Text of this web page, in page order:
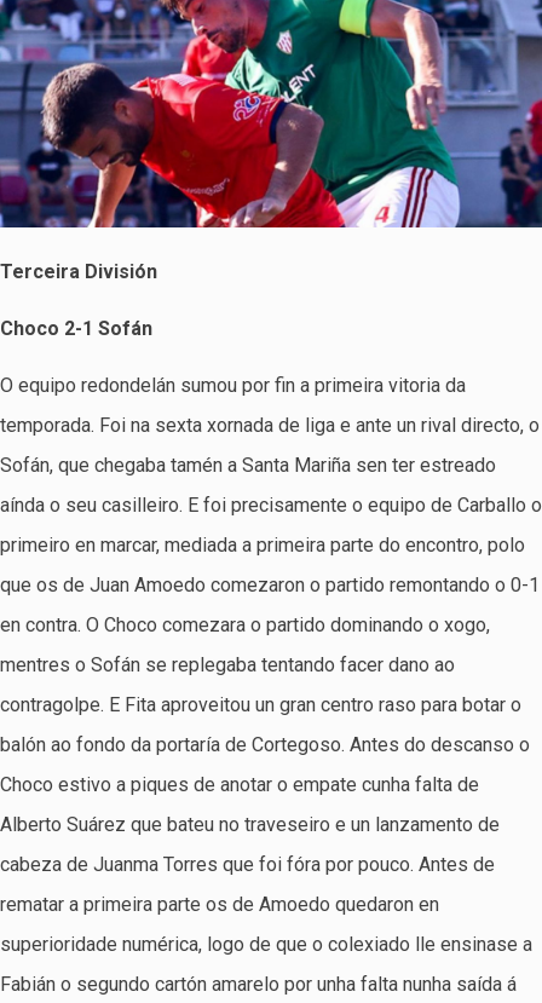
Terceira División
Choco 2-1 Sofán
O equipo redondelán sumou por fin a primeira vitoria da
temporada. Foi na sexta xornada de liga e ante un rival directo, o
Sofán, que chegaba tamén a Santa Mariña sen ter estreado
aínda o seu casilleiro. E foi precisamente o equipo de Carballo o
primeiro en marcar, mediada a primeira parte do encontro, polo
que os de Juan Amoedo comezaron o partido remontando o 0-1
en contra. O Choco comezara o partido dominando o xogo,
mentres o Sofán se replegaba tentando facer dano ao
contragolpe. E Fita aproveitou un gran centro raso para botar o
balón ao fondo da portaría de Cortegoso. Antes do descanso o
Choco estivo a piques de anotar o empate cunha falta de
Alberto Suárez que bateu no traveseiro e un lanzamento de
cabeza de Juanma Torres que foi fóra por pouco. Antes de
rematar a primeira parte os de Amoedo quedaron en
superioridade numérica, logo de que o colexiado lle ensinase a
Fabián o segundo cartón amarelo por unha falta nunha saída á